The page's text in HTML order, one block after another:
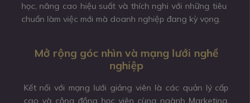
Mở rộng góc nhìn và mạng lưới nghề
nghiệp
Kết nối với mạng lưới giảng viên là các quản lý cấp
cao và cộng đồng học viên cùng ngành Marketing.
học, nâng cao hiệu suất và thích nghi với những tiêu
chuẩn làm việc mới mà doanh nghiệp đang kỳ vọng.